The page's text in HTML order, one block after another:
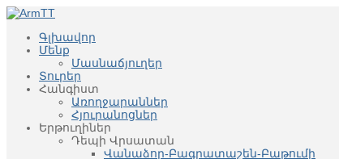
Գլխավոր
Մենք
Մասնաճյուղեր
Տուրեր
Հանգիստ
Առողջարաններ
Հյուրանոցներ
Երթուղիներ
Դեպի Վրսատան
Վանաձոր-Բագրատաշեն-Բաթումի